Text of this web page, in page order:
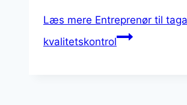
Læs mere Entreprenør til
kvalitetskontrol